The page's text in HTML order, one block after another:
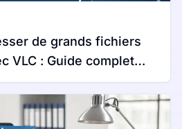
de grands fichiers
VLC : Guide complet